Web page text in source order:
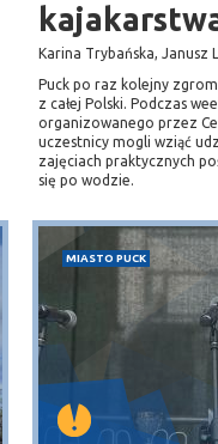
Karina Trybańska, Janusz
Puck po raz kolejny
z całej Polski. Podczas
organizowanego przez
uczestnicy mogli wziąć
zajęciach praktycznych
się po wodzie.
MIASTO PUCK